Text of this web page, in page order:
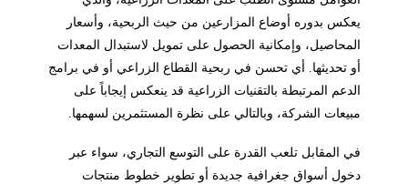
يعكس بدوره أوضاع المزارعين من حيث الربحية، وأسعار
المحاصيل، وإمكانية الحصول على تمويل لاستبدال المعدات
أو تحديثها. أي تحسن في ربحية القطاع الزراعي أو في برامج
الدعم المرتبطة بالتقنيات الزراعية قد ينعكس إيجاباً على
مبيعات الشركة، وبالتالي على نظرة المستثمرين لسهمها.
في المقابل تلعب القدرة على التوسع التجاري، سواء عبر
دخول أسواق جغرافية جديدة أو تطوير خطوط منتجات